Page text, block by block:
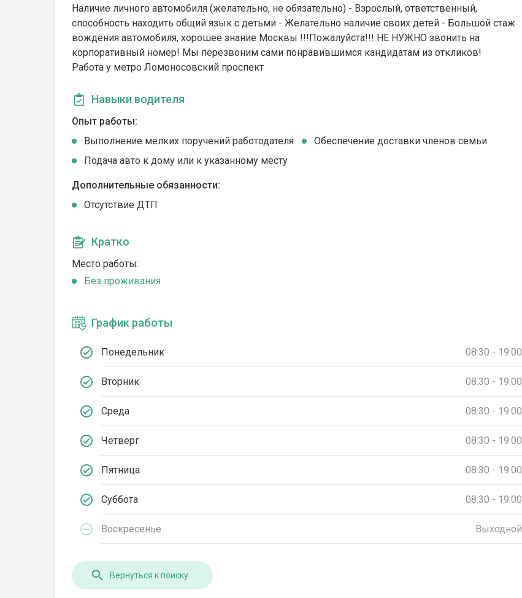
Наличие личного автомобиля (желательно, не обязательно) - Взрослый, ответственный,
способность находить общий язык с детьми - Желательно наличие своих детей - Большой стаж
вождения автомобиля, хорошее знание Москвы !!!Пожалуйста!!! НЕ НУЖНО звонить на
корпоративный номер! Мы перезвоним сами понравившимся кандидатам из откликов!
Работа у метро Ломоносовский проспект
Навыки водителя
Опыт работы:
Выполнение мелких поручений работодателя
Обеспечение доставки членов семьи
Подача авто к дому или к указанному месту
Дополнительные обязанности:
Отсутствие ДТП
Кратко
Место работы:
Без проживания
График работы
Понедельник 08:30 - 19:00
Вторник 08:30 - 19:00
Среда 08:30 - 19:00
Четверг 08:30 - 19:00
Пятница 08:30 - 19:00
Суббота 08:30 - 19:00
Воскресенье Выходной
Вернуться к поиску